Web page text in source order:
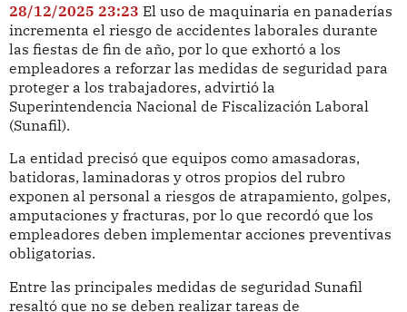
28/12/2025 23:23 El uso de maquinaria en panaderías
incrementa el riesgo de accidentes laborales durante
las fiestas de fin de año, por lo que exhortó a los
empleadores a reforzar las medidas de seguridad para
proteger a los trabajadores, advirtió la
Superintendencia Nacional de Fiscalización Laboral
(Sunafil).
La entidad precisó que equipos como amasadoras,
batidoras, laminadoras y otros propios del rubro
exponen al personal a riesgos de atrapamiento, golpes,
amputaciones y fracturas, por lo que recordó que los
empleadores deben implementar acciones preventivas
obligatorias.
Entre las principales medidas de seguridad Sunafil
resaltó que no se deben realizar tareas de